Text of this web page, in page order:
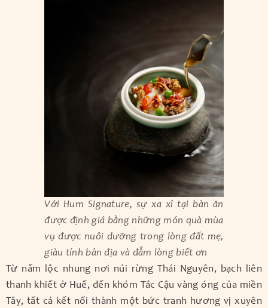
Với Hum Signature, sự xa xỉ tại bàn ăn
được định giá bằng những món quà mùa
vụ được nuôi dưỡng trong lòng đất mẹ,
giàu tính bản địa và đẫm lòng biết ơn
Từ nấm lộc nhung nơi núi rừng Thái Nguyên, bạch liên
thanh khiết ở Huế, đến khóm Tắc Cậu vàng óng của miền
Tây, tất cả kết nối thành một bức tranh hương vị xuyên